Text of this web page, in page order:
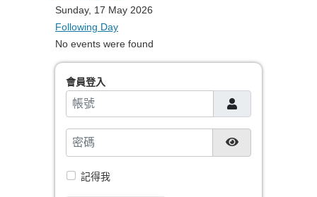
Sunday, 17 May 2026
Following Day
No events were found
會員登入
帳號
密碼 顯示密碼
記得我